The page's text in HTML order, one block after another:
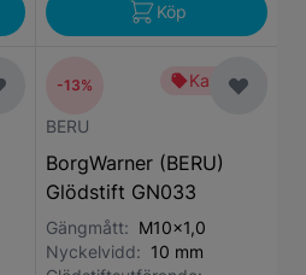
Köp
Kampanj
BERU
BorgWarner (BERU)
Glödstift GN033
Gängmått: M10x1,0
Nyckelvidd: 10 mm
-13%